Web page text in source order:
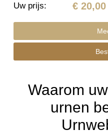
Uw prijs: € 20,00
Waarom
urnen